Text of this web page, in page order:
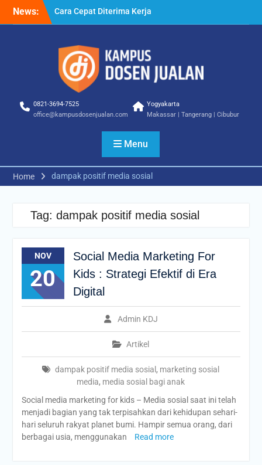
News:
Cara Cepat Diterima Kerja
– Tips Praktis yang Bisa
Cara Biar Dapat Pekerjaan
– Panduan Lengkap untuk
Pencari Kerja
Cara Dapat Pekerjaan –
Memperbesar Peluang
0821-3694-7525
office@kampusdosenjualan.com
Yogyakarta
Makassar | Tangerang | Cibubur
Menu
Home dampak positif media sosial
Tag: dampak positif media sosial
NOV
20
Social Media Marketing For
Kids : Strategi Efektif di Era
Digital
Admin KDJ
Artikel
dampak positif media sosial , marketing sosial
media, media sosial bagi anak
Social media marketing for kids – Media sosial saat ini telah
menjadi bagian yang tak terpisahkan dari kehidupan sehari-
hari seluruh rakyat planet bumi. Hampir semua orang, dari
berbagai usia, menggunakan
Read more